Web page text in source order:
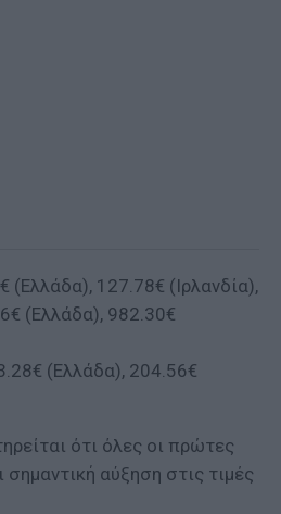
(Ελλάδα), 127.78€ (Ιρλανδία),
(Ελλάδα), 982.30€
(Ελλάδα), 204.56€
ότι όλες οι πρώτες
αύξηση στις τιμές